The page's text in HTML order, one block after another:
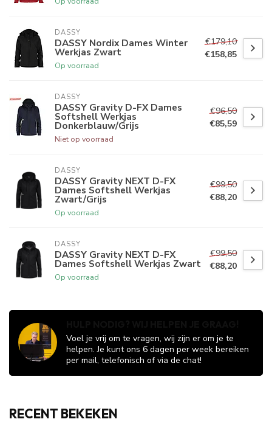
DASSY
DASSY Nordix Dames Winter
Werkjas Zwart
Op voorraad
€179,10
€158,85
DASSY
DASSY Gravity D-FX Dames
Softshell Werkjas
Donkerblauw/Grijs
Niet op voorraad
€96,50
€85,59
DASSY
DASSY Gravity NEXT D-FX
Dames Softshell Werkjas
Zwart/Grijs
Op voorraad
€99,50
€88,20
DASSY
DASSY Gravity NEXT D-FX
Dames Softshell Werkjas Zwart
Op voorraad
€99,50
€88,20
Voel je vrij om te vragen, wij zijn er om je te
helpen. Je kunt ons 6 dagen per week bereiken
per mail, telefonisch of via de chat!
RECENT BEKEKEN